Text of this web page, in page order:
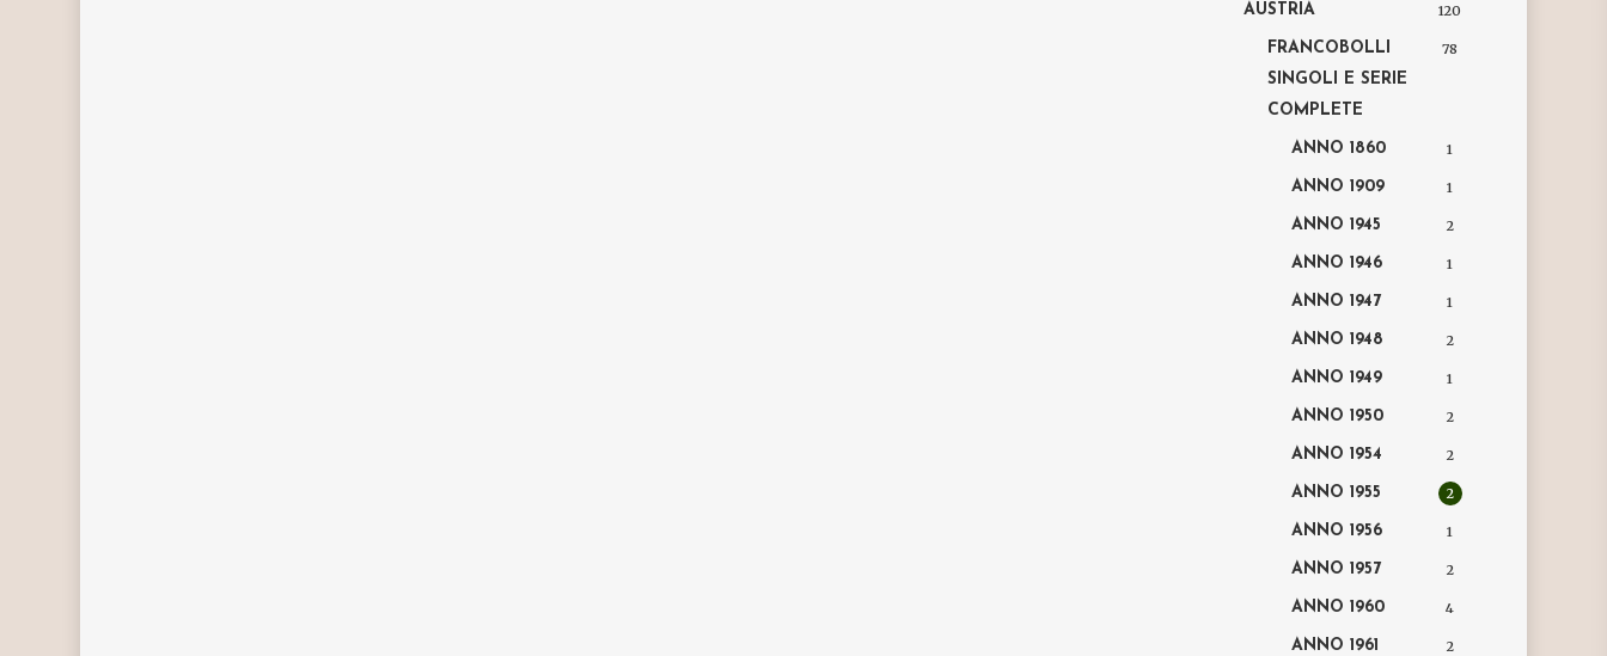
AUSTRIA 120
FRANCOBOLLI
SINGOLI E SERIE
COMPLETE
78
ANNO 1860 1
ANNO 1909 1
ANNO 1945 2
ANNO 1946 1
ANNO 1947 1
ANNO 1948 2
ANNO 1949 1
ANNO 1950 2
ANNO 1954 2
ANNO 1955 2
ANNO 1956 1
ANNO 1957 2
ANNO 1960 4
ANNO 1961 2